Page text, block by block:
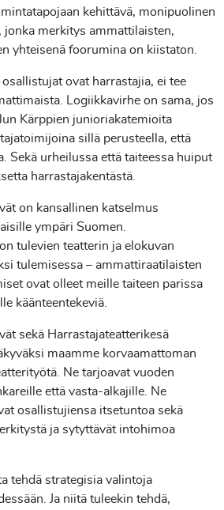
kehittävä, monipuolinen
jonka merkitys ammattilaisten,
yhteisenä foorumina on kiistaton.
ovat harrastajia, ei tee
Logiikkavirhe on sama, jos
Kärppien junioriakatemioita
sillä perusteella, että
Sekä urheilussa että taiteessa huiput
harrastajakentästä.
on kansallinen katselmus
ympäri Suomen.
tulevien teatterin ja elokuvan
tulemisessa – ammattiraatilaisten
ovat olleet meille taiteen parissa
käänteentekeviä.
sekä Harrastajateatterikesä
maamme korvaamattoman
Ne tarjoavat vuoden
että vasta-alkajille. Ne
osallistujiensa itsetuntoa sekä
ja sytyttävät intohimoa
tehdä strategisia valintoja
Ja niitä tuleekin tehdä,